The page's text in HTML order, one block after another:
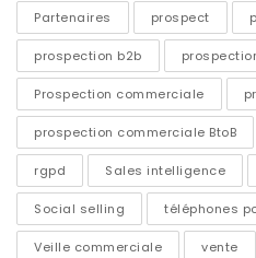
Partenaires prospect
prospection b2b
Prospection commerciale
prospection commerciale BtoB
rgpd Sales intelligence
Social selling téléphones
Veille commerciale vente